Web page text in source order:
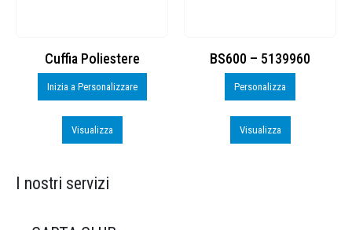
Cuffia Poliestere
Inizia a Personalizzare
Visualizza
BS600 – 5139960
Personalizza
Visualizza
I nostri servizi